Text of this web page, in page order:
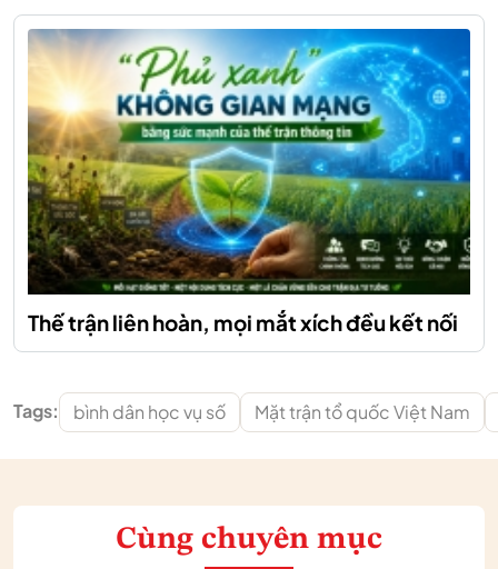
Thế trận liên hoàn, mọi mắt xích đều kết nối
Tags: bình dân học vụ số Mặt trận tổ quốc Việt Nam
Cùng chuyên mục